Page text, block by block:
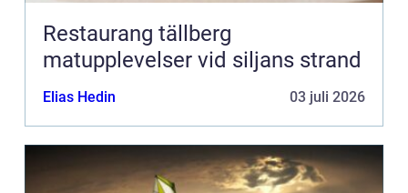
Restaurang tällberg
matupplevelser vid siljans strand
Elias Hedin 03 juli 2026